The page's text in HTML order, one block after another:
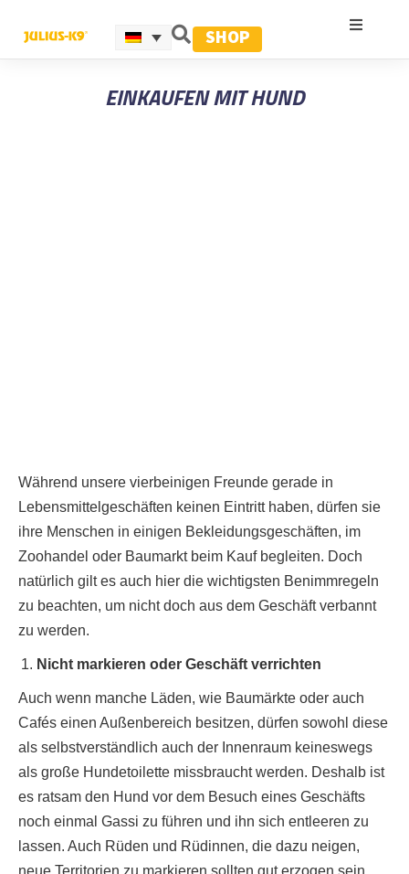
SHOP
EINKAUFEN MIT HUND
Während unsere vierbeinigen Freunde gerade in
Lebensmittelgeschäften keinen Eintritt haben, dürfen sie
ihre Menschen in einigen Bekleidungsgeschäften, im
Zoohandel oder Baumarkt beim Kauf begleiten. Doch
natürlich gilt es auch hier die wichtigsten Benimmregeln
zu beachten, um nicht doch aus dem Geschäft verbannt
zu werden.
Nicht markieren oder Geschäft verrichten
Auch wenn manche Läden, wie Baumärkte oder auch
Cafés einen Außenbereich besitzen, dürfen sowohl diese
als selbstverständlich auch der Innenraum keineswegs
als große Hundetoilette missbraucht werden. Deshalb ist
es ratsam den Hund vor dem Besuch eines Geschäfts
noch einmal Gassi zu führen und ihn sich entleeren zu
lassen. Auch Rüden und Rüdinnen, die dazu neigen,